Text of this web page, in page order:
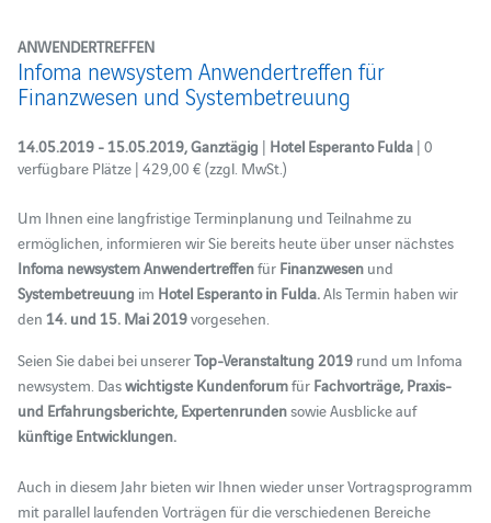
ANWENDERTREFFEN
Infoma newsystem Anwendertreffen für
Finanzwesen und Systembetreuung
14.05.2019 - 15.05.2019, Ganztägig | Hotel Esperanto Fulda | 0
verfügbare Plätze | 429,00 € (zzgl. MwSt.)
Um Ihnen eine langfristige Terminplanung und Teilnahme zu
ermöglichen, informieren wir Sie bereits heute über unser nächstes
Infoma newsystem Anwendertreffenfür Finanzwesen und
Systembetreuung im Hotel Esperanto in Fulda.Als Termin haben wir
den 14. und 15. Mai 2019vorgesehen.
Seien Sie dabei bei unsererTop-Veranstaltung 2019rund um Infoma
newsystem. Daswichtigste Kundenforumfür Fachvorträge, Praxis-
und Erfahrungsberichte, Expertenrundensowie Ausblicke auf
künftige Entwicklungen.
Auch in diesem Jahr bieten wir Ihnen wieder unser Vortragsprogramm
mit parallel laufenden Vorträgen für die verschiedenen Bereiche